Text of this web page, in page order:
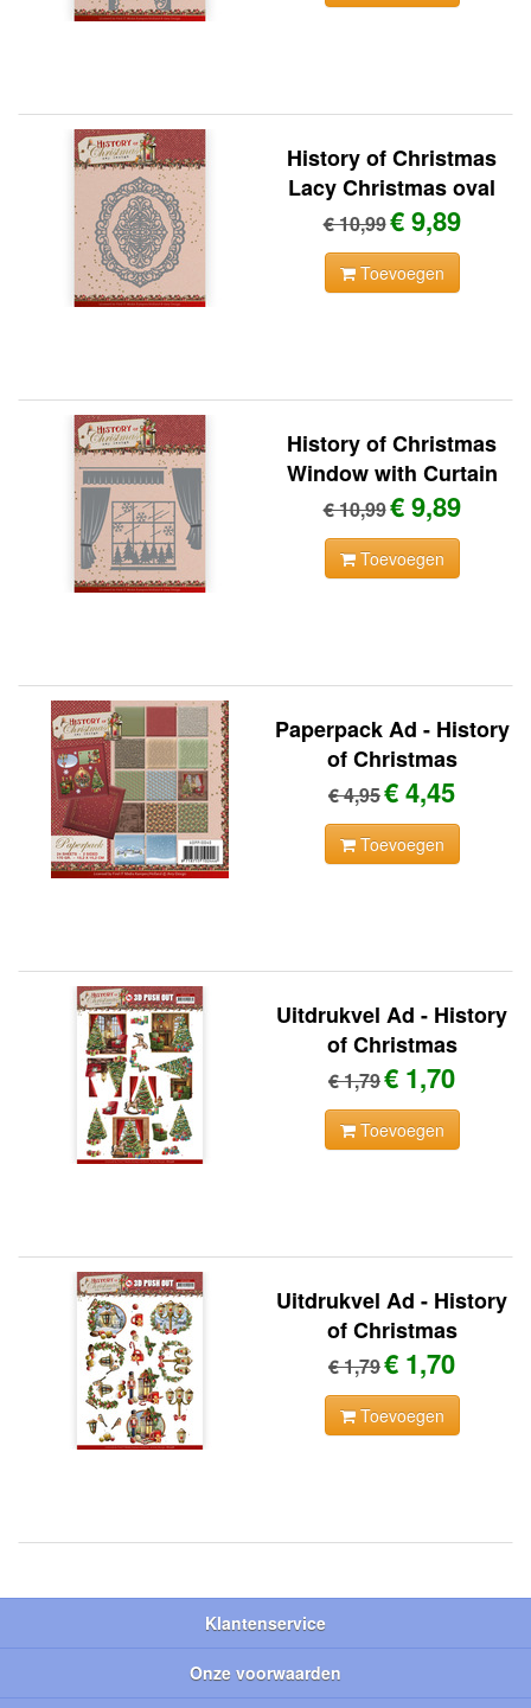
History of Christmas
Lacy Christmas oval
€ 10,99€ 9,89
Toevoegen
History of Christmas
Window with Curtain
€ 10,99€ 9,89
Toevoegen
Paperpack Ad - History
of Christmas
€ 4,95€ 4,45
Toevoegen
Uitdrukvel Ad - History
of Christmas
€ 1,79€ 1,70
Toevoegen
Uitdrukvel Ad - History
of Christmas
€ 1,79€ 1,70
Toevoegen
Klantenservice
Onze voorwaarden